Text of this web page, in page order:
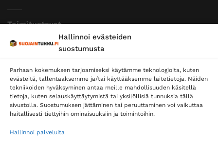
Hallinnoi evästeiden
suostumusta
Parhaan kokemuksen tarjoamiseksi käytämme teknologioita, kuten
evästeitä, tallentaaksemme ja/tai käyttääksemme laitetietoja. Näiden
tekniikoiden hyväksyminen antaa meille mahdollisuuden käsitellä
tietoja, kuten selauskäyttäytymistä tai yksilöllisiä tunnuksia tällä
sivustolla. Suostumuksen jättäminen tai peruuttaminen voi vaikuttaa
haitallisesti tiettyihin ominaisuuksiin ja toimintoihin.
Hallinnoi palveluita
Toimitustavat
Posti
Postnord
Tilaa uutiskirje ja saat erikoisalennuksia